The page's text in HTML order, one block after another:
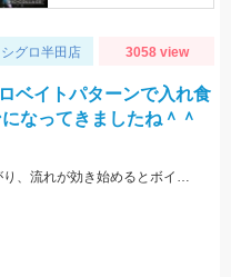
グロ半田店 3058 view
ベイトパターンで入れ食
なってきましたね＾＾
満潮からの下げでエントリー。潮位が下がり、流れが効き始めるとボイル多数。小型ルアーでスローで巻くと効果的でした。